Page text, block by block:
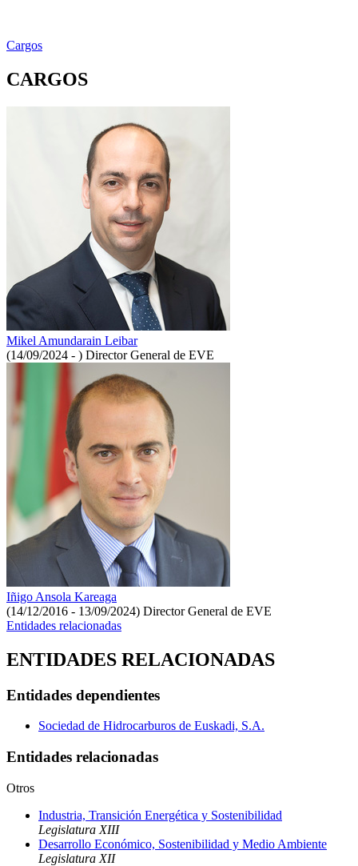
Cargos
CARGOS
Mikel Amundarain Leibar
(14/09/2024 - ) Director General de EVE
Iñigo Ansola Kareaga
(14/12/2016 - 13/09/2024) Director General de EVE
Entidades relacionadas
ENTIDADES RELACIONADAS
Entidades dependientes
Sociedad de Hidrocarburos de Euskadi, S.A.
Entidades relacionadas
Otros
Industria, Transición Energética y Sostenibilidad
Legislatura XIII
Desarrollo Económico, Sostenibilidad y Medio Ambiente
Legislatura XII